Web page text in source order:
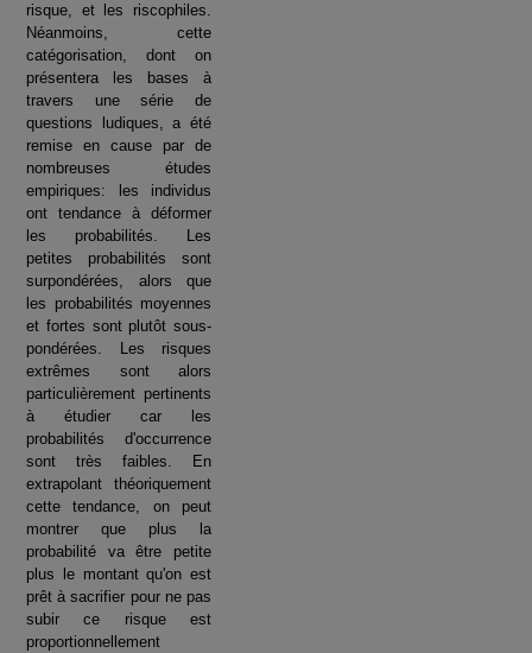
risque, et les riscophiles.
Néanmoins, cette
catégorisation, dont on
présentera les bases à
travers une série de
questions ludiques, a été
remise en cause par de
nombreuses études
empiriques: les individus
ont tendance à déformer
les probabilités. Les
petites probabilités sont
surpondérées, alors que
les probabilités moyennes
et fortes sont plutôt sous-
pondérées. Les risques
extrêmes sont alors
particulièrement pertinents
à étudier car les
probabilités d'occurrence
sont très faibles. En
extrapolant théoriquement
cette tendance, on peut
montrer que plus la
probabilité va être petite
plus le montant qu'on est
prêt à sacrifier pour ne pas
subir ce risque est
proportionnellement